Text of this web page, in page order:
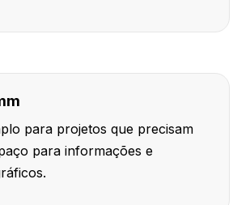
para projetos que precisam
para informações e